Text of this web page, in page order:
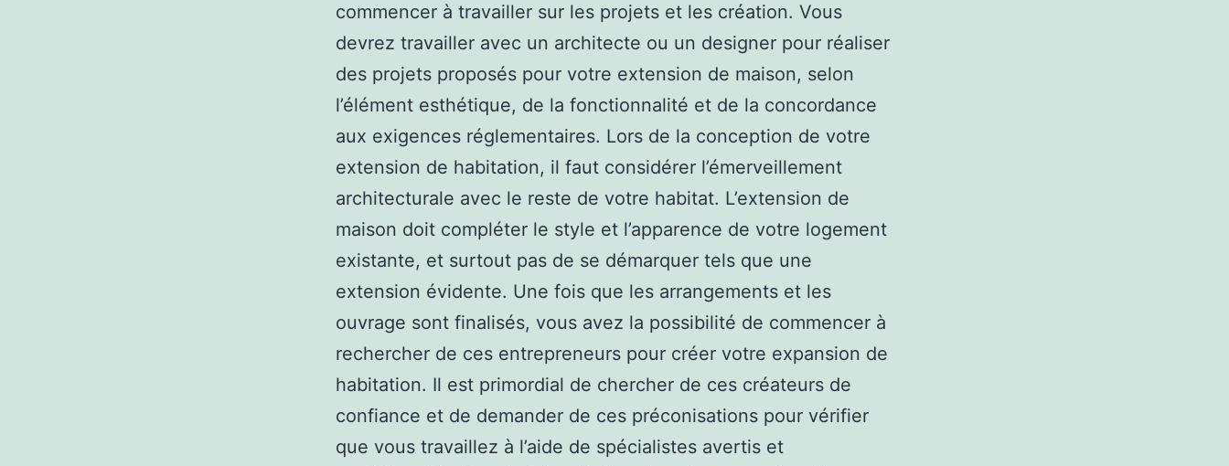
commencer à travailler sur les projets et les création. Vous
devrez travailler avec un architecte ou un designer pour réaliser
des projets proposés pour votre extension de maison, selon
l’élément esthétique, de la fonctionnalité et de la concordance
aux exigences réglementaires. Lors de la conception de votre
extension de habitation, il faut considérer l’émerveillement
architecturale avec le reste de votre habitat. L’extension de
maison doit compléter le style et l’apparence de votre logement
existante, et surtout pas de se démarquer tels que une
extension évidente. Une fois que les arrangements et les
ouvrage sont finalisés, vous avez la possibilité de commencer à
rechercher de ces entrepreneurs pour créer votre expansion de
habitation. Il est primordial de chercher de ces créateurs de
confiance et de demander de ces préconisations pour vérifier
que vous travaillez à l’aide de spécialistes avertis et